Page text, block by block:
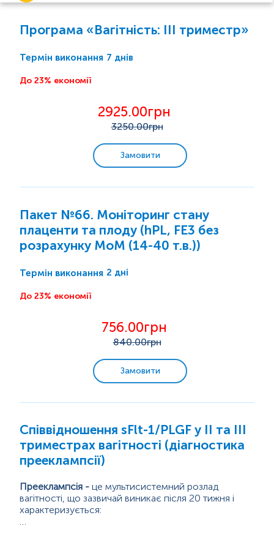
Цукровий діабет
Діагностика функцій щитоподібної залози
Планування вагітності
Фетальні інфекції
І триместр вагітності
ІІ триместр вагітності
ІІІ триместр вагітності
Інфекції, що передаються статевим шляхом (ІПСШ)
Захворювання органів дихання
Спорт і фітнес
Дієта/вегетаріанці
Краса здорової шкіри
Надлишкова вага
Програма «Вагітність: ІІІ триместр»
Термін виконання 7 днів
До 23% економії
2925.00грн
3250.00грн
Замовити
Пакет №66. Моніторинг стану
плаценти та плоду (hPL, FE3 без
розрахунку МоМ (14-40 т.в.))
Термін виконання 2 дні
До 23% економії
756.00грн
840.00грн
Замовити
Співвідношення sFlt-1/PLGF у ІІ та ІІІ
триместрах вагітності (діагностика
прееклампсії)
Прееклампсія - це мультисистемний розлад
вагітності, що зазвичай виникає після 20 тижня і
характеризується: